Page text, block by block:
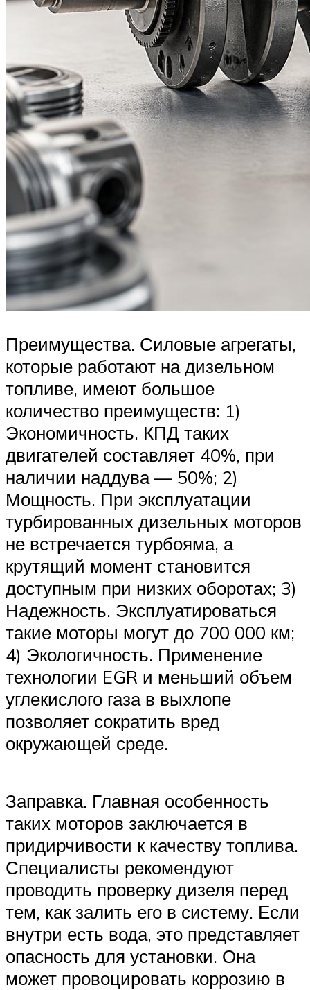
Преимущества. Силовые агрегаты,
которые работают на дизельном
топливе, имеют большое
количество преимуществ: 1)
Экономичность. КПД таких
двигателей составляет 40%, при
наличии наддува — 50%; 2)
Мощность. При эксплуатации
турбированных дизельных моторов
не встречается турбояма, а
крутящий момент становится
доступным при низких оборотах; 3)
Надежность. Эксплуатироваться
такие моторы могут до 700 000 км;
4) Экологичность. Применение
технологии EGR и меньший объем
углекислого газа в выхлопе
позволяет сократить вред
окружающей среде.
Заправка. Главная особенность
таких моторов заключается в
придирчивости к качеству топлива.
Специалисты рекомендуют
проводить проверку дизеля перед
тем, как залить его в систему. Если
внутри есть вода, это представляет
опасность для установки. Она
может провоцировать коррозию в